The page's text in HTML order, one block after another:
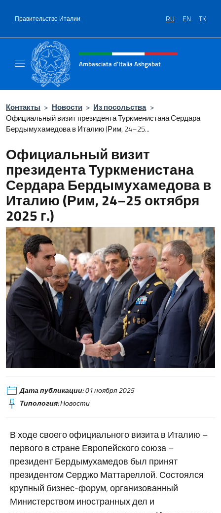
Правительство Италии RU EN TK
Шапка сайта, соцсети и
Ambasciata d'Italia Ashgabat
Контакты > Новости > Из посольства >
Официальный визит президента Туркменистана Сердара
Бердымухамедова в Италию (Рим, 24–25...
Официальный визит
президента Туркменистана
Сердара Бердымухамедова в
Италию (Рим, 24–25 октября
2025 г.)
Дата публикации:01 ноября 2025
Типология:Новости
В ходе своего официального визита в Италию –
первого в стране Европейского союза –
президент Бердымухамедов был принят
президентом Серджо Маттареллой. Состоялся
крупный бизнес-форум, организованный
Министерством иностранных дел и